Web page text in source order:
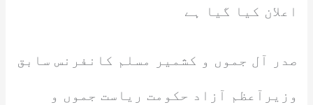
اعلان کیا گیا ہے
صدر آل جموں و کشمیر مسلم کانفرنس سابق
وزیرآعظم آزاد حکومت ریاست جموں و